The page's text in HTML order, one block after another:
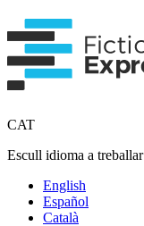
CAT
Escull idioma a treballar
English
Español
Català